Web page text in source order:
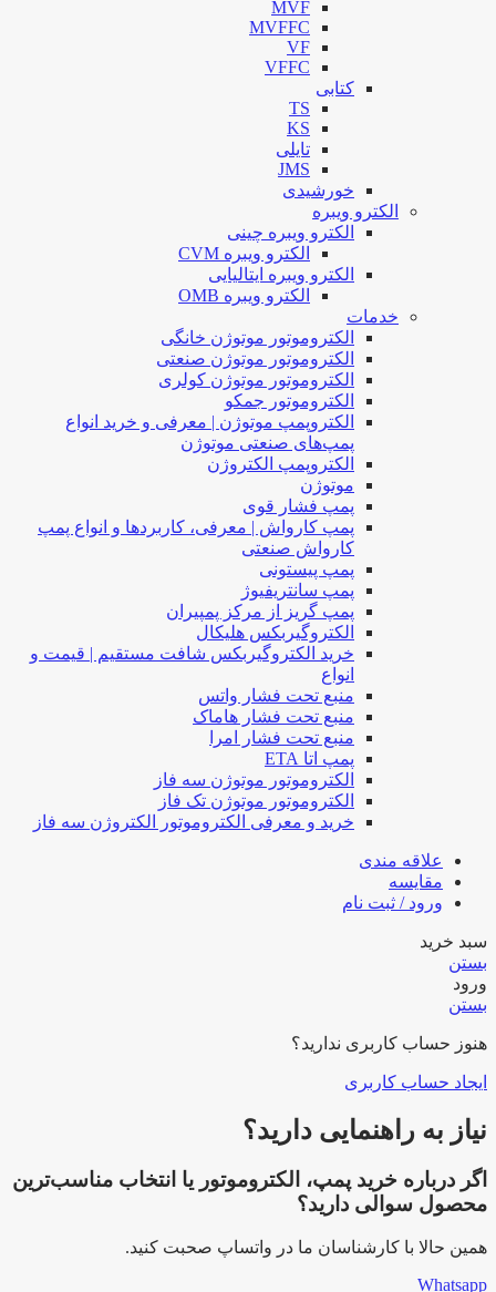
MVF
MVFFC
VF
VFFC
کتابی
TS
KS
تایلی
JMS
خورشیدی
الکترو ویبره
الکترو ویبره چینی
الکترو ویبره CVM
الکترو ویبره ایتالیایی
الکترو ویبره OMB
خدمات
الکتروموتور موتوژن خانگی
الکتروموتور موتوژن صنعتی
الکتروموتور موتوژن کولری
الکتروموتور جمکو
الکتروپمپ موتوژن | معرفی و خرید انواع
پمپ‌های صنعتی موتوژن
الکتروپمپ الکتروژن
موتوژن
پمپ فشار قوی
پمپ کارواش | معرفی، کاربردها و انواع پمپ
کارواش صنعتی
پمپ پیستونی
پمپ سانتریفیوژ
پمپ گریز از مرکز پمپیران
الکتروگیربکس هلیکال
خرید الکتروگیربکس شافت مستقیم | قیمت و
انواع
منبع تحت فشار واتس
منبع تحت فشار هاماک
منبع تحت فشار امرا
پمپ اتا ETA
الکتروموتور موتوژن سه فاز
الکتروموتور موتوژن تک فاز
خرید و معرفی الکتروموتور الکتروژن سه فاز
علاقه مندی
مقایسه
ورود / ثبت نام
سبد خرید
بستن
ورود
بستن
هنوز حساب کاربری ندارید؟
ایجاد حساب کاربری
نیاز به راهنمایی دارید؟
اگر درباره خرید پمپ، الکتروموتور یا انتخاب مناسب‌ترین
محصول سوالی دارید؟
همین حالا با کارشناسان ما در واتساپ صحبت کنید.
Whatsapp